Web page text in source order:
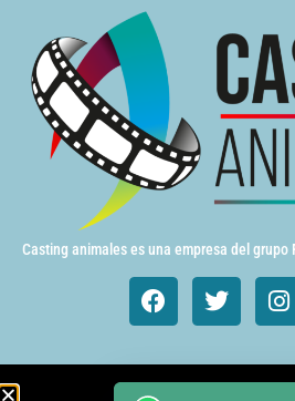
Casting animales es una empresa del grupo